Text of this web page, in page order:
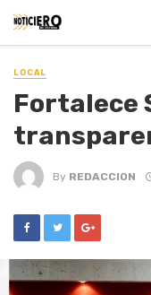
LOCAL
Fortalece
By REDACCION